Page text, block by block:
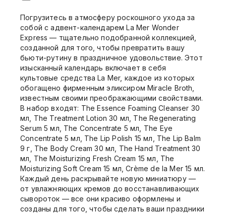
Погрузитесь в атмосферу роскошного ухода за
собой с адвент-календарем La Mer Wonder
Express — тщательно подобранной коллекцией,
созданной для того, чтобы превратить вашу
бьюти-рутину в праздничное удовольствие. Этот
изысканный календарь включает в себя
культовые средства La Mer, каждое из которых
обогащено фирменным эликсиром Miracle Broth,
известным своими преображающими свойствами.
В набор входят: The Essence Foaming Cleanser 30
мл, The Treatment Lotion 30 мл, The Regenerating
Serum 5 мл, The Concentrate 5 мл, The Eye
Concentrate 5 мл, The Lip Polish 15 мл, The Lip Balm
9 г, The Body Cream 30 мл, The Hand Treatment 30
мл, The Moisturizing Fresh Cream 15 мл, The
Moisturizing Soft Cream 15 мл, Crème de la Mer 15 мл.
Каждый день раскрывайте новую миниатюру —
от увлажняющих кремов до восстанавливающих
сывороток — все они красиво оформлены и
созданы для того, чтобы сделать ваши праздники